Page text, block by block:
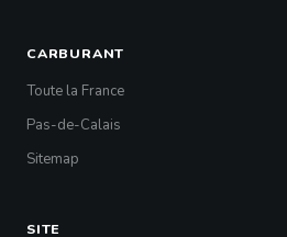
CARBURANT
Toute la France
Pas-de-Calais
Sitemap
SITE